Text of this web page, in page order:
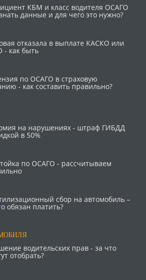
КБМ и класс водителя ОСАГО
данные и для чего это нужно?
отказала в выплате КАСКО или
- как быть
по ОСАГО в страховую
- как составить правильно?
на нарушениях - штраф ГИБДД
в 50%
по ОСАГО - рассчитываем
сбор на автомобиль –
обязан платить?
водительских прав - за что
отобрать?